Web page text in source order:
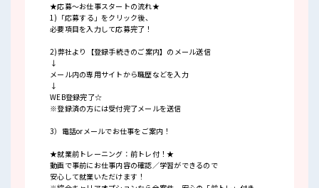
★応募～お仕事スタートの流れ★
1)「応募する」をクリック後、
必要項目を入力して応募完了！
2)弊社より【登録手続きのご案内】のメール送信
↓
メール内の専用サイトから職歴などを入力
↓
WEB登録完了☆
※登録済の方には受付完了メールを送信
3）電話orメールでお仕事をご案内！
★就業前トレーニング：前トレ付！★
動画で事前にお仕事内容の確認／学習ができるので
安心して就業いただけます！